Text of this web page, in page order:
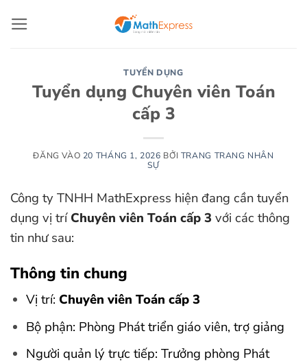
qua
TUYỂN DỤNG
Tuyển dụng Chuyên viên Toán
cấp 3
ĐĂNG VÀO 20 THÁNG 1, 2026 BỞI TRANG TRANG NHÂN
SỰ
Công ty TNHH MathExpress hiện đang cần tuyển
dụng vị tríChuyên viên Toán cấp 3 với các thông
tin như sau:
Thông tin chung
Vị trí: Chuyên viên Toán cấp 3
Bộ phận: Phòng Phát triển giáo viên, trợ giảng
Người quản lý trực tiếp: Trưởng phòng Phát